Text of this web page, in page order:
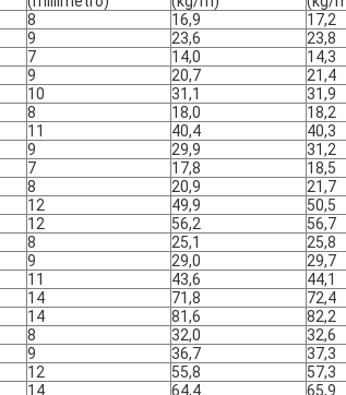
8 16,9
17,2
9 23,6
23,8
7 14,0
14,3
9 20,7
21,4
10 31,1
31,9
8 18,0
18,2
11 40,4
40,3
9 29,9
31,2
7 17,8
18,5
8 20,9
21,7
12 49,9
50,5
12 56,2
56,7
8 25,1
25,8
9 29,0
29,7
11 43,6
44,1
14 71,8
72,4
14 81,6
82,2
8 32,0
32,6
9 36,7
37,3
12 55,8
57,3
14 64,4
65,9